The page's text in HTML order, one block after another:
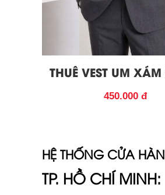
THUÊ VEST UM
450.000 đ
HỆ THỐNG CỬA
TP. HỒ CHÍ MINH: